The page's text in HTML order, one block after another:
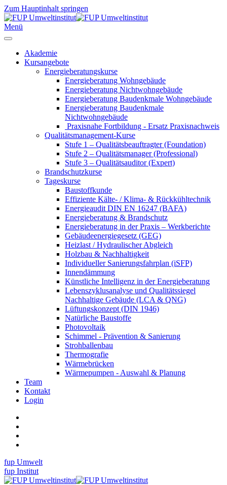
Zum Hauptinhalt springen
Menü
Akademie
Kursangebote
Energieberatungskurse
Energieberatung Wohngebäude
Energieberatung Nichtwohngebäude
Energieberatung Baudenkmale Wohngebäude
Energieberatung Baudenkmale
Nichtwohngebäude
Praxisnahe Fortbildung - Ersatz Praxisnachweis
Qualitätsmanagement-Kurse
Stufe 1 – Qualitätsbeauftragter (Foundation)
Stufe 2 – Qualitätsmanager (Professional)
Stufe 3 – Qualitätsauditor (Expert)
Brandschutzkurse
Tageskurse
Baustoffkunde
Effiziente Kälte- / Klima- & Rückkühltechnik
Energieaudit DIN EN 16247 (BAFA)
Energieberatung & Brandschutz
Energieberatung in der Praxis – Werkberichte
Gebäudeenergiegesetz (GEG)
Heizlast / Hydraulischer Abgleich
Holzbau & Nachhaltigkeit
Individueller Sanierungsfahrplan (iSFP)
Innendämmung
Künstliche Intelligenz in der Energieberatung
Lebenszyklusanalyse und Qualitätssiegel
Nachhaltige Gebäude (LCA & QNG)
Lüftungskonzept (DIN 1946)
Natürliche Baustoffe
Photovoltaik
Schimmel - Prävention & Sanierung
Strohballenbau
Thermografie
Wärmebrücken
Wärmepumpen - Auswahl & Planung
Team
Kontakt
Login
fup Umwelt
fup Institut